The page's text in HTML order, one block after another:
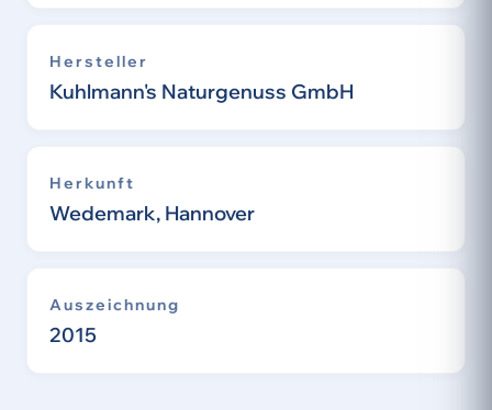
Hersteller
Kuhlmann's Naturgenuss GmbH
Herkunft
Wedemark, Hannover
Auszeichnung
2015